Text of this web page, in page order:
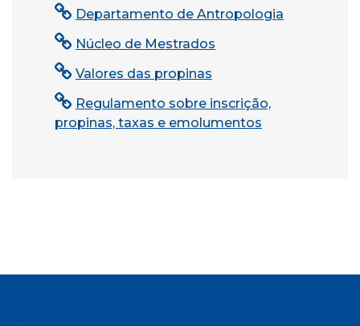
Departamento de Antropologia
Núcleo de Mestrados
Valores das propinas
Regulamento sobre inscrição,
propinas, taxas e emolumentos